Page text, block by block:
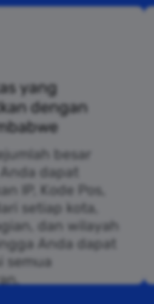
yang
dengan
besar
dapat
IP, Kode Pos,
setiap kota,
dan wilayah
Anda dapat
semua